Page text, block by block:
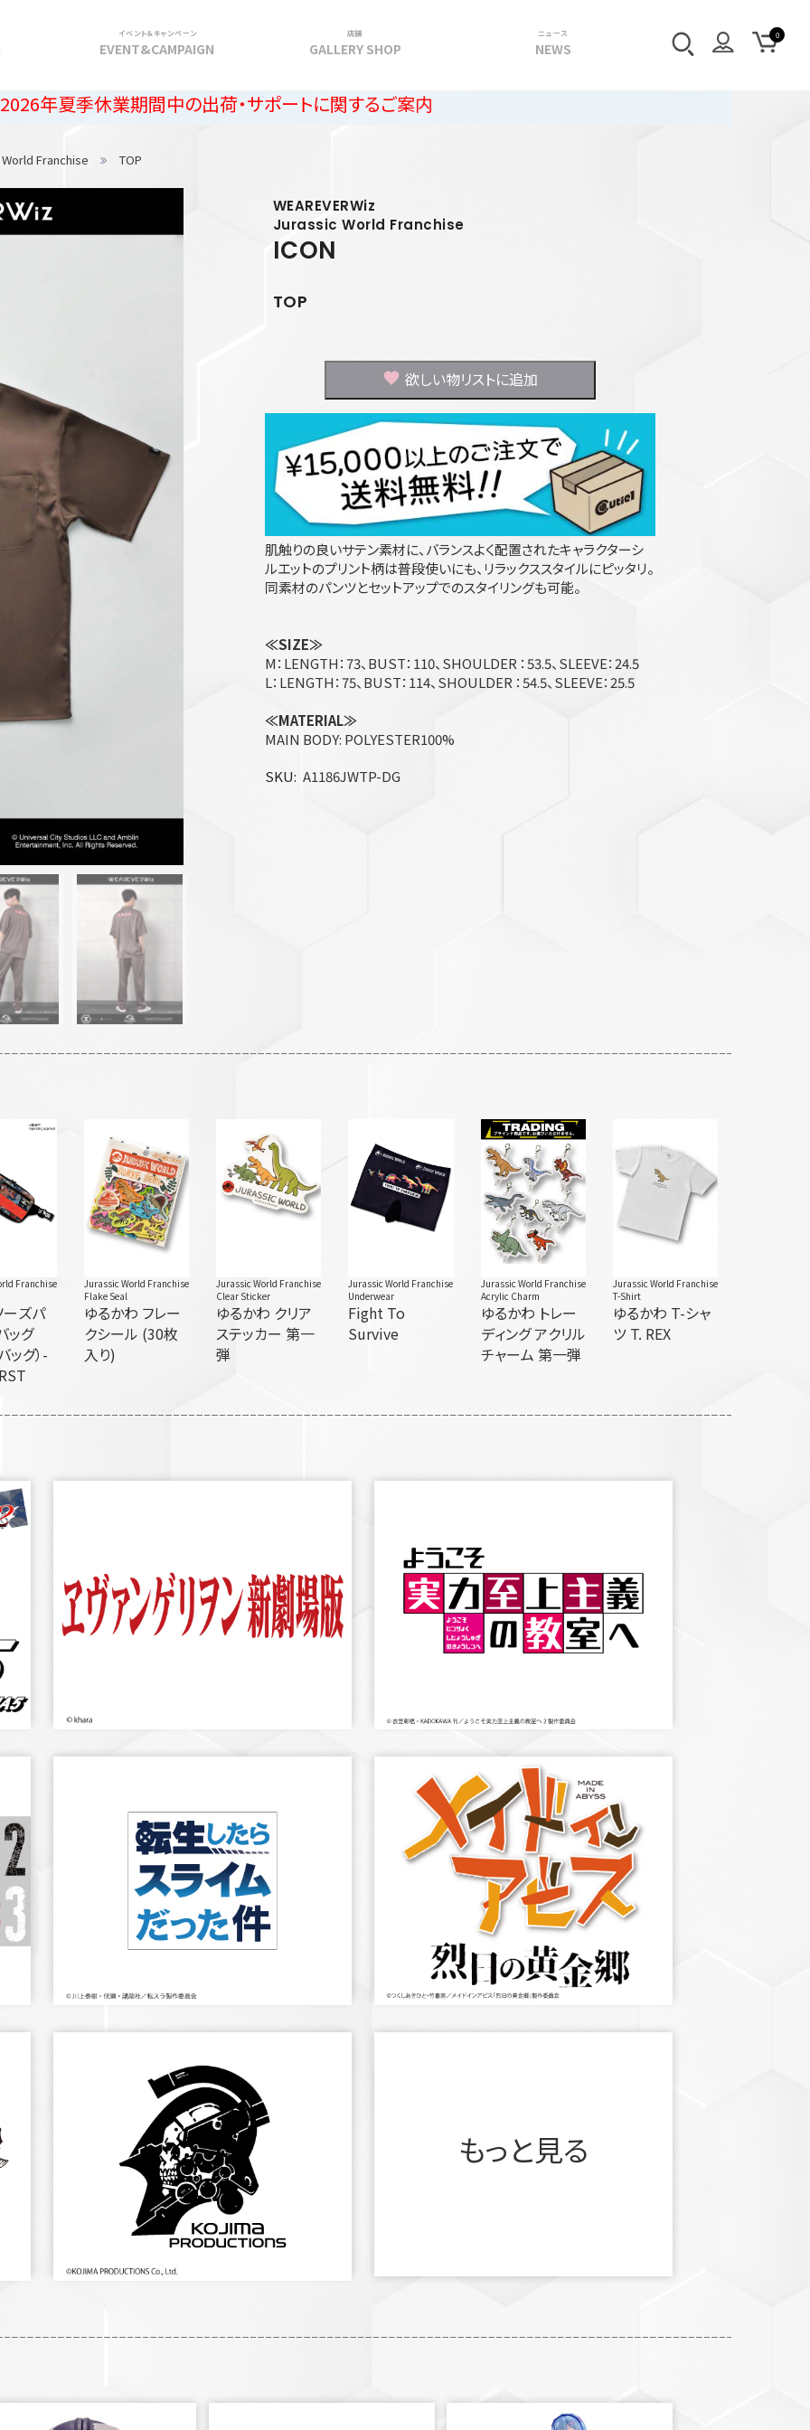
イベント＆キャンペーン
EVENT&CAMPAIGN
店舗
GALLERY SHOP
ニュース
NEWS
期間中の出荷・サポートに関するご案内
Franchise TOP
WEAREVERWiz
Jurassic World Franchise
ICON
TOP
欲しい物リストに追加
肌触りの良いサテン素材に、バランスよく配置されたキャラクターシ
ルエットのプリント柄は普段使いにも、リラックススタイルにピッタリ。
同素材のパンツとセットアップでのスタイリングも可能。
≪SIZE≫
M：LENGTH：73、BUST：110、SHOULDER ：53.5、SLEEVE：24.5
L：LENGTH：75、BUST：114、SHOULDER ：54.5、SLEEVE：25.5
≪MATERIAL≫
MAIN BODY: POLYESTER100%
SKU A1186JWTP-DG
Franchise
ーズパ
ッグ
ッグ）-
Jurassic World Franchise
Flake Seal
ゆるかわ フレー
クシール (30枚
入り)
Jurassic World Franchise
Clear Sticker
ゆるかわ クリア
ステッカー 第一
弾
Jurassic World Franchise
Underwear
Fight To
Survive
Jurassic World Franchise
Acrylic Charm
ゆるかわ トレー
ディング アクリル
チャーム 第一弾
Jurassic World Franchise
T-Shirt
ゆるかわ T-シャ
ツ T. REX
もっと見る